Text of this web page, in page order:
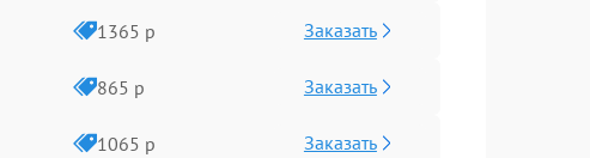
1365 р Заказать
865 р Заказать
1065 р Заказать